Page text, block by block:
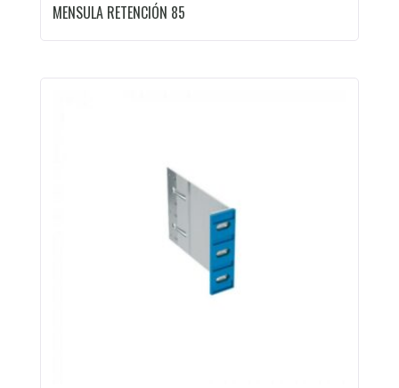
MENSULA RETENCIÓN 85